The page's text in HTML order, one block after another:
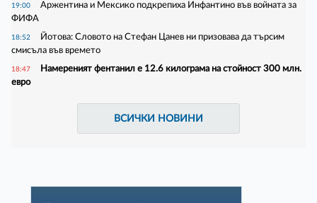
19:00
Аржентина и Мексико подкрепиха Инфантино във войната за
ФИФА
18:52
Йотова: Словото на Стефан Цанев ни призовава да търсим
смисъла във времето
18:47
Намереният фентанил е 12.6 килограма на стойност 300 млн.
евро
ВСИЧКИ НОВИНИ